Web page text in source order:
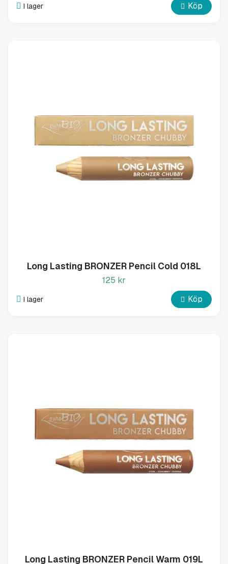
I lager Köp
Long Lasting BRONZER Pencil Cold 018L
125 kr
I lager Köp
Long Lasting BRONZER Pencil Warm 019L